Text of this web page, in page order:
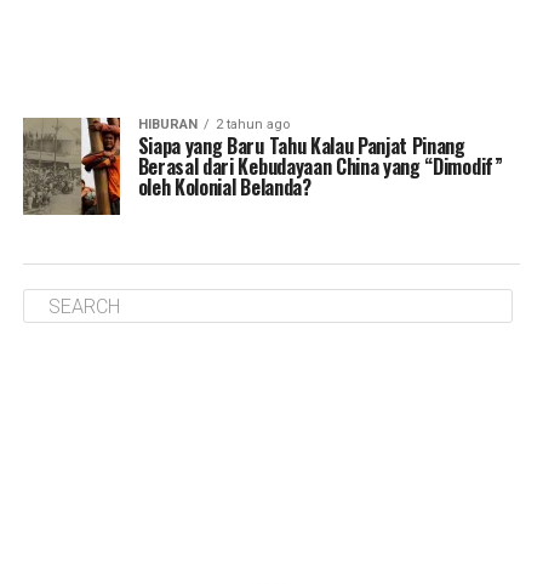
HIBURAN 2 tahun ago
Siapa yang Baru Tahu Kalau Panjat Pinang
Berasal dari Kebudayaan China yang “Dimodif”
oleh Kolonial Belanda?